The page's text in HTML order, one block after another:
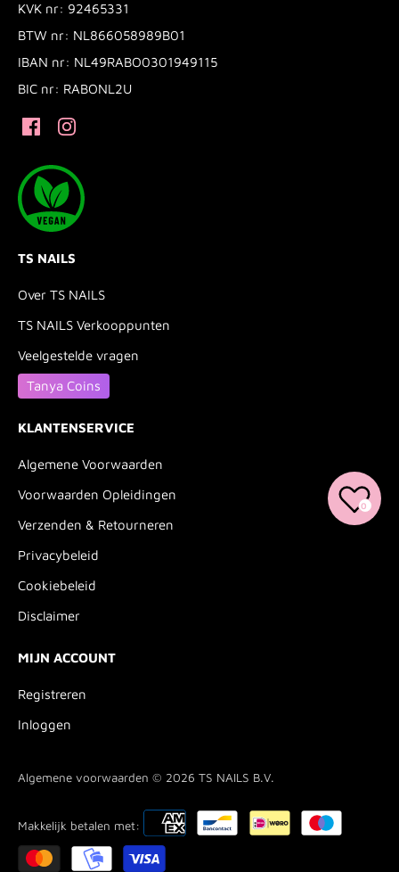
KVK nr: 92465331
BTW nr: NL866058989B01
IBAN nr: NL49RABO0301949115
BIC nr: RABONL2U
TS NAILS
Over TS NAILS
TS NAILS Verkooppunten
Veelgestelde vragen
Tanya Coins
KLANTENSERVICE
Algemene Voorwaarden
Voorwaarden Opleidingen
Verzenden & Retourneren
Privacybeleid
Cookiebeleid
Disclaimer
MIJN ACCOUNT
Registreren
Inloggen
Algemene voorwaarden © 2026 TS NAILS B.V.
Makkelijk betalen met:
0